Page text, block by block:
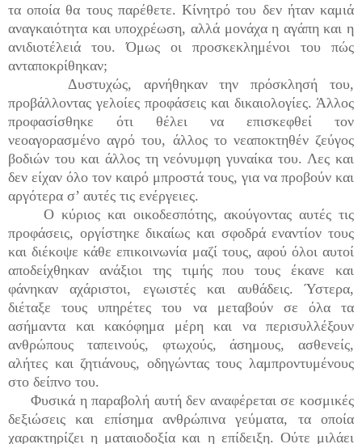
τα οποία θα τους παρέθετε. Κίνητρό του δεν ήταν καμιά
αναγκαιότητα και υποχρέωση, αλλά μονάχα η αγάπη και η
ανιδιοτέλειά του. Όμως οι προσκεκλημένοι του πώς
ανταποκρίθηκαν;
Δυστυχώς, αρνήθηκαν την πρόσκλησή του,
προβάλλοντας γελοίες προφάσεις και δικαιολογίες. Άλλος
προφασίσθηκε ότι θέλει να επισκεφθεί τον
νεοαγορασμένο αγρό του, άλλος το νεαποκτηθέν ζεύγος
βοδιών του και άλλος τη νεόνυμφη γυναίκα του. Λες και
δεν είχαν όλο τον καιρό μπροστά τους, για να προβούν και
αργότερα σ’ αυτές τις ενέργειες.
Ο κύριος και οικοδεσπότης, ακούγοντας αυτές τις
προφάσεις, οργίστηκε δικαίως και σφοδρά εναντίον τους
και διέκοψε κάθε επικοινωνία μαζί τους, αφού όλοι αυτοί
αποδείχθηκαν ανάξιοι της τιμής που τους έκανε και
φάνηκαν αχάριστοι, εγωιστές και αυθάδεις. Ύστερα,
διέταξε τους υπηρέτες του να μεταβούν σε όλα τα
ασήμαντα και κακόφημα μέρη και να περισυλλέξουν
ανθρώπους ταπεινούς, φτωχούς, άσημους, ασθενείς,
αλήτες και ζητιάνους, οδηγώντας τους λαμπροντυμένους
στο δείπνο του.
Φυσικά η παραβολή αυτή δεν αναφέρεται σε κοσμικές
δεξιώσεις και επίσημα ανθρώπινα γεύματα, τα οποία
χαρακτηρίζει η ματαιοδοξία και η επίδειξη. Ούτε μιλάει